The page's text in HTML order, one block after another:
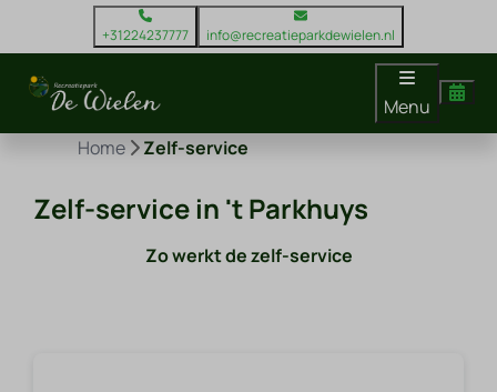
+31224237777 info@recreatieparkdewielen.nl
Menu
Home
Zelf-service
Zelf-service in 't Parkhuys
Zo werkt de zelf-service